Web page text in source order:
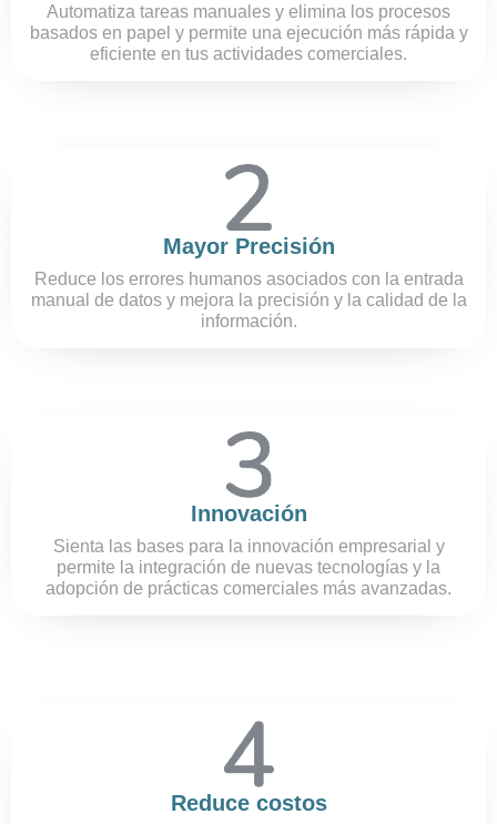
Automatiza tareas manuales y elimina los procesos
basados en papel y permite una ejecución más rápida y
eficiente en tus actividades comerciales.
Mayor Precisión
Reduce los errores humanos asociados con la entrada
manual de datos y mejora la precisión y la calidad de la
información.
Innovación
Sienta las bases para la innovación empresarial y
permite la integración de nuevas tecnologías y la
adopción de prácticas comerciales más avanzadas.
Reduce costos